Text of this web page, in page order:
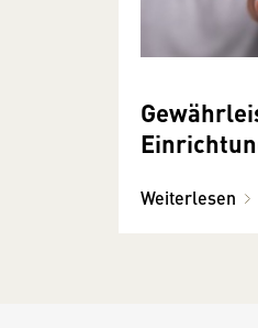
Gewährleistung
Weiterlesen